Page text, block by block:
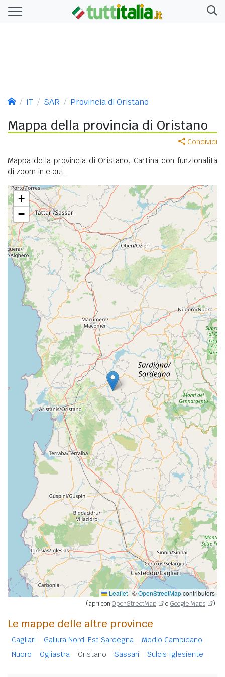
IT SAR Provincia di Oristano
Mappa della provincia di Oristano
Condividi
Mappa della provincia di Oristano. Cartina con funzionalità
di zoom in e out.
+
−
Leaflet | ©OpenStreetMapcontributors
(apri con OpenStreetMap o Google Maps )
Le mappe delle altre province
Cagliari Gallura Nord-Est Sardegna
Medio Campidano
Nuoro
Ogliastra Oristano Sassari Sulcis Iglesiente